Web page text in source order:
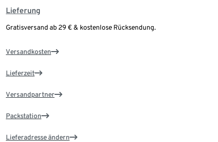
Lieferung
Gratisversand ab 29 € & kostenlose Rücksendung.
Versandkosten
Lieferzeit
Versandpartner
Packstation
Lieferadresse ändern